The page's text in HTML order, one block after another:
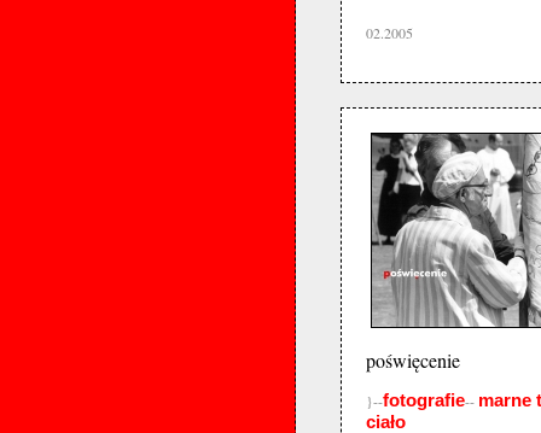
02.2005
poświęcenie
}--fotografie-- marne
ciało